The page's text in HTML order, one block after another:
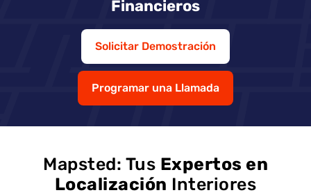
Financieros
Solicitar Demostración
Programar una Llamada
Mapsted: Tus Expertos en
Localización Interiores